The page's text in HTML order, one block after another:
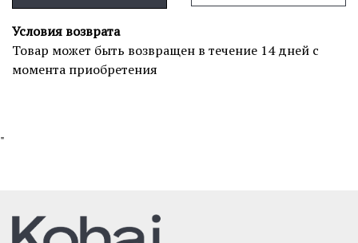
Условия возврата
Товар может быть возвращен в течение 14 дней с
момента приобретения
"